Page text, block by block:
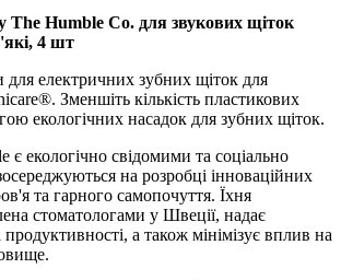
The Humble Co. для звукових щіток
4 шт
для електричних зубних щіток для
Зменшіть кількість пластикових
екологічних насадок для зубних щіток.
є екологічно свідомими та соціально
на розробці інноваційних
та гарного самопочуття. Їхня
стоматологами у Швеції, надає
продуктивності, а також мінімізує вплив на